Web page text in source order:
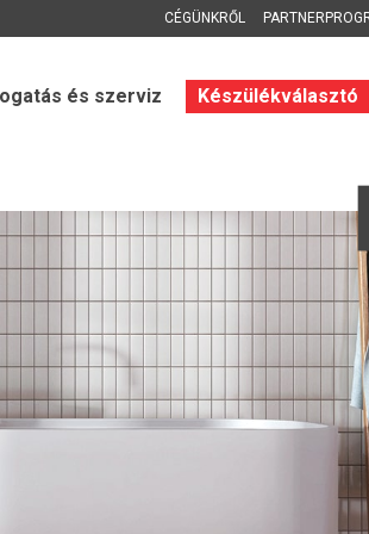
CÉGÜNKRŐL
és szerviz Készülékválasztó